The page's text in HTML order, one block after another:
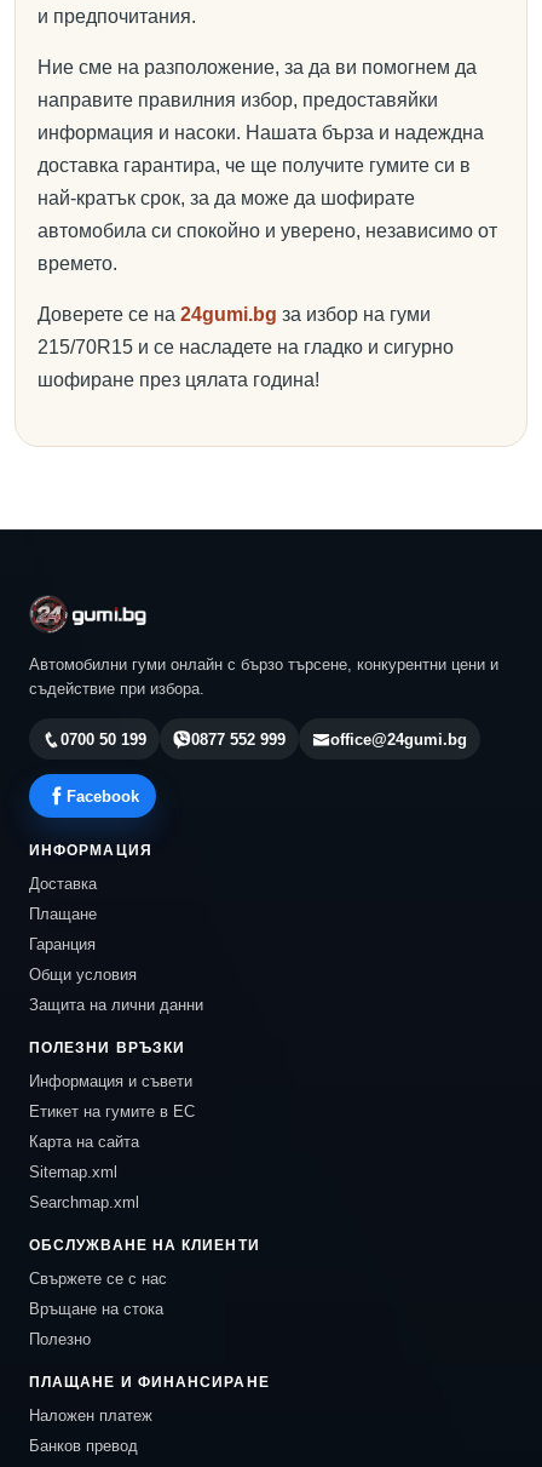
и предпочитания.
Ние сме на разположение, за да ви помогнем да
направите правилния избор, предоставяйки
информация и насоки. Нашата бърза и надеждна
доставка гарантира, че ще получите гумите си в
най-кратък срок, за да може да шофирате
автомобила си спокойно и уверено, независимо от
времето.
Доверете се на 24gumi.bg за избор на гуми
215/70R15 и се насладете на гладко и сигурно
шофиране през цялата година!
Автомобилни гуми онлайн с бързо търсене, конкурентни цени и
съдействие при избора.
0700 50 199 0877 552 999 office@24gumi.bg
Facebook
ИНФОРМАЦИЯ
Доставка
Плащане
Гаранция
Общи условия
Защита на лични данни
ПОЛЕЗНИ ВРЪЗКИ
Информация и съвети
Етикет на гумите в ЕС
Карта на сайта
Sitemap.xml
Searchmap.xml
ОБСЛУЖВАНЕ НА КЛИЕНТИ
Свържете се с нас
Връщане на стока
Полезно
ПЛАЩАНЕ И ФИНАНСИРАНЕ
Наложен платеж
Банков превод